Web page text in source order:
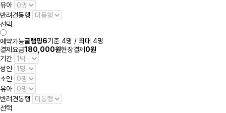
유아
반려견동행
선택
예약가능글램핑6기준 4명 / 최대 4명
결제요금180,000원현장결제 0원
기간
성인
소인
유아
반려견동행
선택